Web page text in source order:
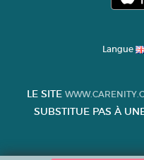
Langue
LE SITE
SUBSTITUE PAS À